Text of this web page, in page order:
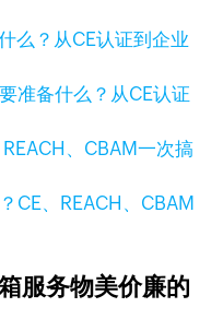
准备什么？从CE认证
CE、REACH、CBAM
服务物美价廉的